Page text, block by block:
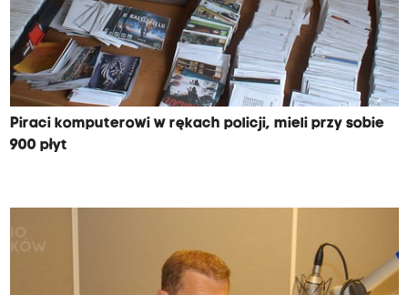
Piraci komputerowi w rękach policji, mieli przy sobie
900 płyt